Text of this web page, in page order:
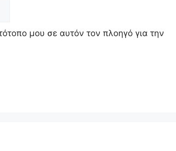
μου σε αυτόν τον πλοηγό για την